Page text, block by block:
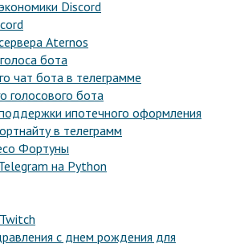
Discord
Aternos
бота
чат бота в телеграмме
голосового бота
ипотечного оформления
в телеграмм
Фортуны
на Python
с днем рождения для